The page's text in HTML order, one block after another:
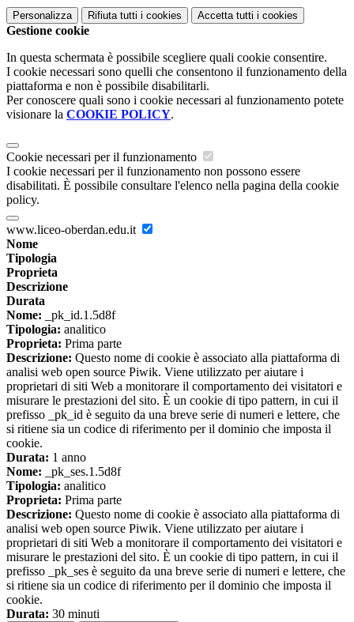
Personalizza Rifiuta tutti i cookies Accetta tutti i cookies
Gestione cookie
In questa schermata è possibile scegliere quali cookie consentire.
I cookie necessari sono quelli che consentono il funzionamento della
piattaforma e non è possibile disabilitarli.
Per conoscere quali sono i cookie necessari al funzionamento potete
visionare la COOKIE POLICY.
Cookie necessari per il funzionamento
I cookie necessari per il funzionamento non possono essere
disabilitati. È possibile consultare l'elenco nella pagina della cookie
policy.
www.liceo-oberdan.edu.it
Nome
Tipologia
Proprieta
Descrizione
Durata
Nome: _pk_id.1.5d8f
Tipologia: analitico
Proprieta: Prima parte
Descrizione: Questo nome di cookie è associato alla piattaforma di
analisi web open source Piwik. Viene utilizzato per aiutare i
proprietari di siti Web a monitorare il comportamento dei visitatori e
misurare le prestazioni del sito. È un cookie di tipo pattern, in cui il
prefisso _pk_id è seguito da una breve serie di numeri e lettere, che
si ritiene sia un codice di riferimento per il dominio che imposta il
cookie.
Durata: 1 anno
Nome: _pk_ses.1.5d8f
Tipologia: analitico
Proprieta: Prima parte
Descrizione: Questo nome di cookie è associato alla piattaforma di
analisi web open source Piwik. Viene utilizzato per aiutare i
proprietari di siti Web a monitorare il comportamento dei visitatori e
misurare le prestazioni del sito. È un cookie di tipo pattern, in cui il
prefisso _pk_ses è seguito da una breve serie di numeri e lettere, che
si ritiene sia un codice di riferimento per il dominio che imposta il
cookie.
Durata: 30 minuti